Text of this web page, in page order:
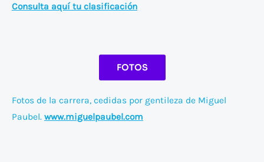
Consulta aquí tu clasificación
FOTOS
Fotos de la carrera, cedidas por gentileza de Miguel
Paubel. www.miguelpaubel.com